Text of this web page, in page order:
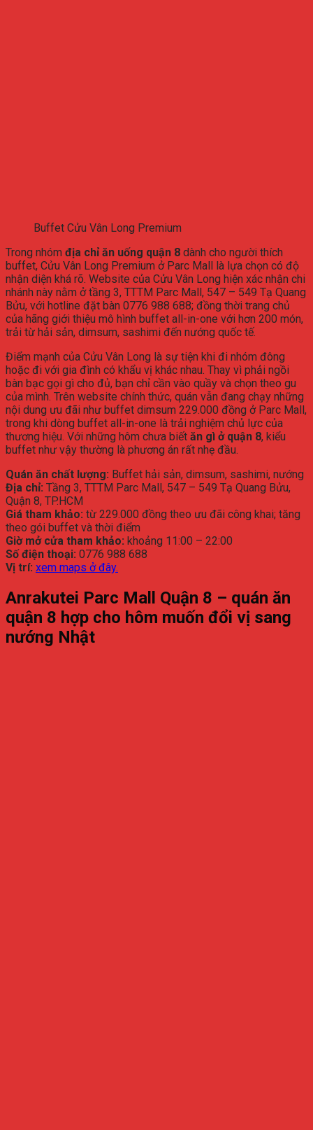
Buffet Cửu Vân Long Premium
Trong nhóm địa chỉăn uống quận 8 dành cho người thích
buffet, Cửu Vân Long Premium ở Parc Mall là lựa chọn có độ
nhận diện khá rõ. Website của Cửu Vân Long hiện xác nhận chi
nhánh này nằm ởtầng 3, TTTM Parc Mall, 547 – 549 Tạ Quang
Bửu, với hotline đặt bàn 0776 988 688; đồng thời trang chủ
của hãng giới thiệu mô hình buffet all-in-one với hơn 200 món,
trải từ hải sản, dimsum, sashimi đến nướng quốc tế.
Điểm mạnh của Cửu Vân Long là sự tiện khi đi nhóm đông
hoặc đi với gia đình có khẩu vị khác nhau. Thay vì phải ngồi
bàn bạc gọi gì cho đủ, bạn chỉ cần vào quầy và chọn theo gu
của mình. Trên website chính thức, quán vẫn đang chạy những
nội dung ưu đãi như buffet dimsum 229.000 đồng ở Parc Mall,
trong khi dòng buffet all-in-one là trải nghiệm chủ lực của
thương hiệu. Với những hôm chưa biết ăn gì ở quận 8, kiểu
buffet như vậy thường là phương án rất nhẹ đầu.
Quán ăn chất lượng: Buffet hải sản, dimsum, sashimi, nướng
Địa chỉ: Tầng 3, TTTM Parc Mall, 547 – 549 Tạ Quang Bửu,
Quận 8, TP. HCM
Giá tham khảo: từ 229.000 đồng theo ưu đãi công khai; tăng
theo gói buffet và thời điểm
Giờ mở cửa tham khảo: khoảng 11:00 – 22:00
Số điện thoại: 0776 988 688
Vị trí: xem maps ởđây.
Anrakutei Parc Mall Quận 8 – quán ăn
quận 8 hợp cho hôm muốn đổi vị sang
nướng Nhật